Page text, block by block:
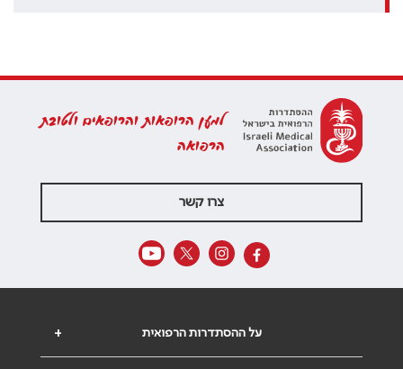
למען הרופאות והרופאים ולטובת
הרפואה
צרו קשר
+ על ההסתדרות הרפואית